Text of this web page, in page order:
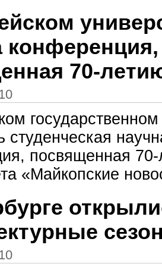
конференция,
70-
государственном
студенческая
посвященная 70-
«Майкопские